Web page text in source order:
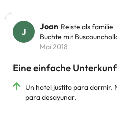
Joan Reiste als familie
Buchte mit
Mai 2018
Eine einfache
Un hotel justito para dormir.
para desayunar.